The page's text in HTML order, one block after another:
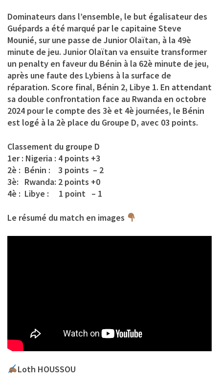
Dominateurs dans l’ensemble, le but égalisateur des
Guépards a été marqué par le capitaine Steve
Mounié, sur une passe de Junior Olaïtan, à la 49è
minute de jeu. Junior Olaïtan va ensuite transformer
un penalty en faveur du Bénin à la 62è minute de jeu,
après une faute des Lybiens à la surface de
réparation. Score final, Bénin 2, Libye 1. En attendant
sa double confrontation face au Rwanda en octobre
2024 pour le compte des 3è et 4è journées, le Bénin
est logé à la 2è place du Groupe D, avec 03 points.
Classement du groupe D
1er : Nigeria : 4 points +3
2è : Bénin : 3 points – 2
3è: Rwanda: 2 points +0
4è : Libye : 1 point – 1
Le résumé du match en images
Loth HOUSSOU